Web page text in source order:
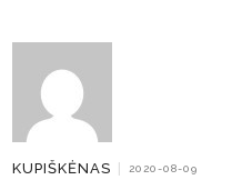
KUPIŠKĖNAS | 2020-08-09